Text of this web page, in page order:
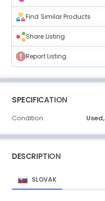
Find Similar Products
Share Listing
Report Listing
SPECIFICATION
Condition: Used,
DESCRIPTION
SLOVAK